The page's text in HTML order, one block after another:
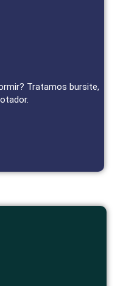
Tratamos bursite,
para Ombro
reduzem